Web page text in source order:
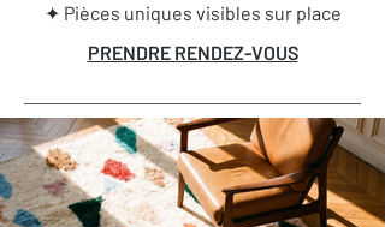
✦ Pièces uniques visibles sur place
PRENDRE RENDEZ-VOUS